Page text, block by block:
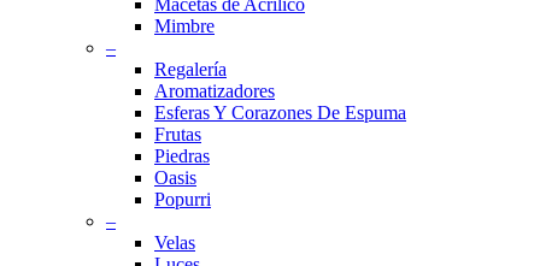
Macetas de Acrílico
Mimbre
–
Regalería
Aromatizadores
Esferas Y Corazones De Espuma
Frutas
Piedras
Oasis
Popurri
–
Velas